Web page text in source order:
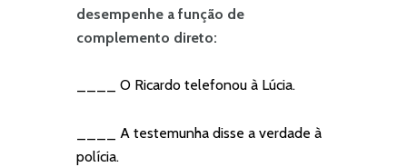
desempenhe a função de
complemento direto:
____ O Ricardo telefonou à Lúcia.
____ A testemunha disse a verdade à
polícia.